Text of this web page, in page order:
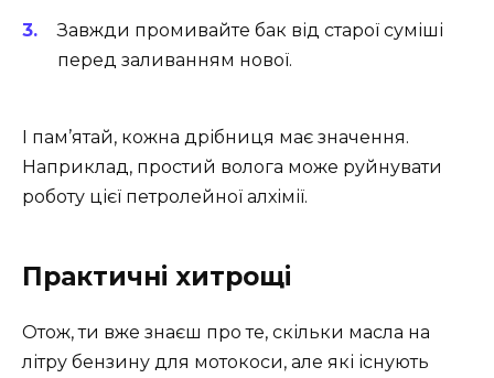
Завжди промивайте бак від старої суміші
перед заливанням нової.
І пам’ятай, кожна дрібниця має значення.
Наприклад, простий волога може руйнувати
роботу цієї петролейної алхімії.
Практичні хитрощі
Отож, ти вже знаєш про те, скільки масла на
літру бензину для мотокоси, але які існують